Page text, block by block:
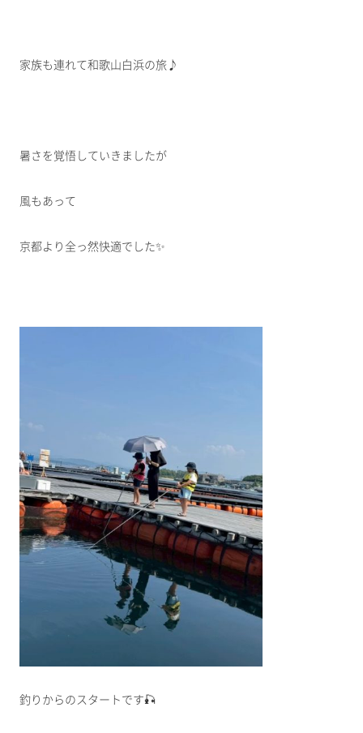
家族も連れて和歌山白浜の旅♪
暑さを覚悟していきましたが
風もあって
京都より全っ然快適でした✨
釣りからのスタートです🎣